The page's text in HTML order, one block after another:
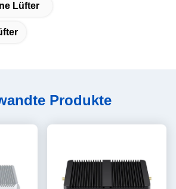
Lüfter
Produkte